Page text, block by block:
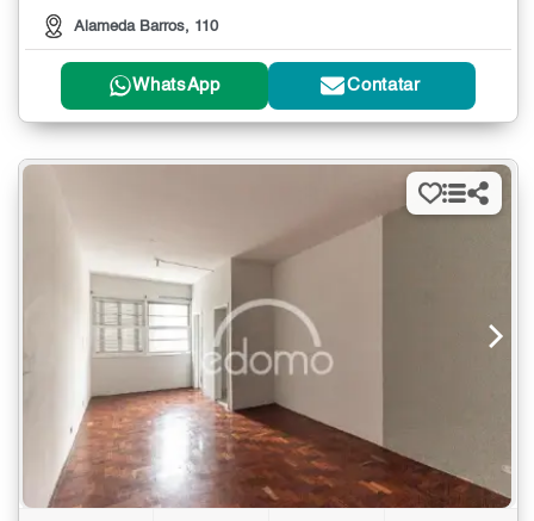
Alameda Barros, 110
WhatsApp Contatar